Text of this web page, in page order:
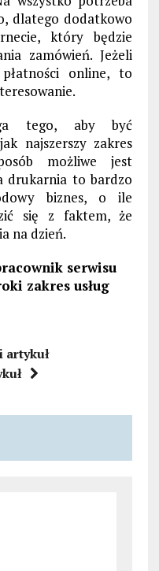
dlatego dodatkowo
który będzie
zamówień. Jeżeli
online, to
tego, aby być
najszerszy zakres
możliwe jest
drukarnia to bardzo
biznes, o ile
się z faktem, że
na dzień.
serwisu
zakres usług
artykuł